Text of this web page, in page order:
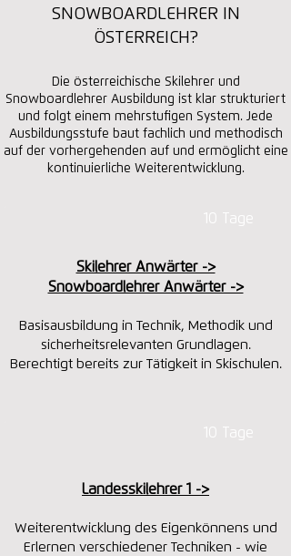
SNOWBOARDLEHRER IN
ÖSTERREICH?
Die österreichische Skilehrer und
Snowboardlehrer Ausbildung ist klar strukturiert
und folgt einem mehrstufigen System. Jede
Ausbildungsstufe baut fachlich und methodisch
auf der vorhergehenden auf und ermöglicht eine
kontinuierliche Weiterentwicklung.
10 Tage
​​Skilehrer Anwärter ->
Snowboardlehrer Anwärter ->
Basisausbildung in Technik, Methodik und
sicherheitsrelevanten Grundlagen.
Berechtigt bereits zur Tätigkeit in Skischulen.
10 Tage
​Landesskilehrer 1 ->
Weiterentwicklung des Eigenkönnens und
Erlernen verschiedener Techniken - wie